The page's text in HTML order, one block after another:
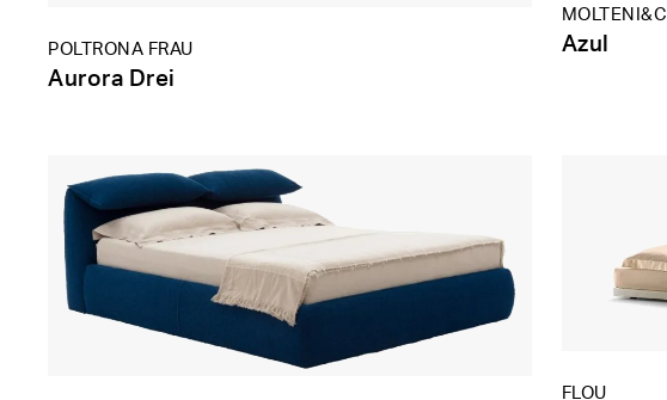
POLTRONA FRAU
Aurora Drei
MOLTENI&C
Azul
FLOU